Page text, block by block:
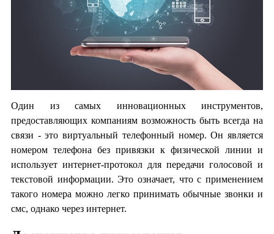
Один из самых инновационных инструментов,
предоставляющих компаниям возможность быть всегда на
связи - это виртуальный телефонный номер. Он является
номером телефона без привязки к физической линии и
использует интернет-протокол для передачи голосовой и
текстовой информации. Это означает, что с применением
такого номера можно легко принимать обычные звонки и
смс, однако через интернет.